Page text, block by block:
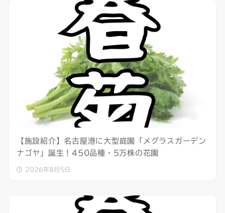
【施設紹介】名古屋港に大型庭園「メグラスガーデン
ナゴヤ」誕生！450品種・5万株の花園
2026年8月5日